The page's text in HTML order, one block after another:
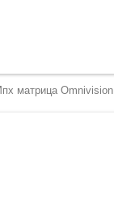
матрица Omnivision